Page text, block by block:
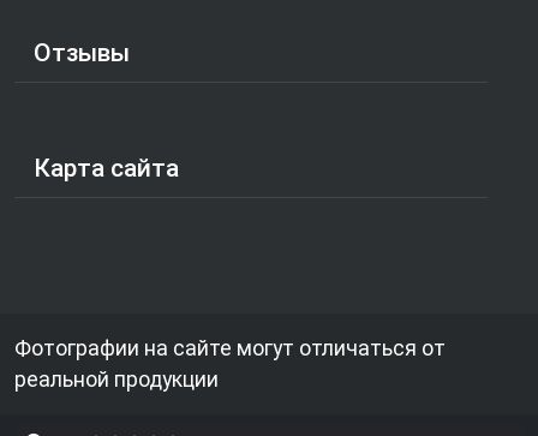
Отзывы
Карта сайта
Фотографии на сайте могут отличаться от
реальной продукции